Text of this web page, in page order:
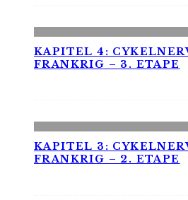
KAPITEL 4:
FRANKRIG – 3. ETAPE
KAPITEL 3:
FRANKRIG – 2. ETAPE